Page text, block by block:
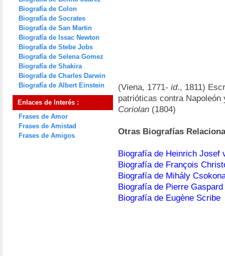
Biografía de Colon
Biografía de Socrates
Biografía de San Martin
Biografía de Issac Newton
Biografía de Stebe Jobs
Biografía de Selena Gomez
Biografía de Shakira
Biografía de Charles Darwin
Biografía de Albert Einstein
Enlaces de Interés :
Frases de Amor
Frases de Amistad
Frases de Amigos
(Viena, 1771- id., 1811)
patrióticas contra
Coriolan (1804)
Otras Biografías
Biografía de Heinrich Josef
Biografía de François
Biografía de Mihály
Biografía de Pierre
Biografía de Eugène Scribe